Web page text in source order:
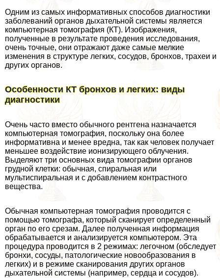
Одним из самых информативных способов диагностики
заболеваний органов дыхательной системы является
компьютерная томография (КТ). Изображения,
полученные в результате проведения исследования,
очень точные, они отражают даже самые мелкие
изменения в структуре легких, сосудов, бронхов, трахеи и
других органов.
Особенности КТ бронхов и легких: виды
диагностики
Очень часто вместо обычного рентгена назначается
компьютерная томография, поскольку она более
информативна и менее вредна, так как человек получает
меньшее воздействие ионизирующего облучения.
Выделяют три основных вида томографии органов
грудной клетки: обычная, спиральная или
мультиспиральная и с добавлением контрастного
вещества.
Обычная компьютерная томография проводится с
помощью томографа, который сканирует определенный
орган по его срезам. Далее полученная информация
обpaбатывается и анализируется компьютером. Эта
процедypa проводится в 2 режимах: легочном (обследует
бронхи, сосуды, патологические новообразования в
легких) и в режиме сканирования других органов
дыхательной системы (например, сердца и сосудов).